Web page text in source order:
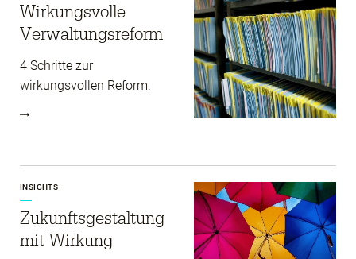
Wirkungs­volle
Verwaltungs­reform
4 Schritte zur
wirkungsvollen Reform.
INSIGHTS
Zukunfts­gestaltung
mit Wirkung